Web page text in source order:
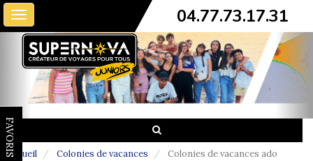
Toggle
navigation
04.77.73.17.31
FAVORIS
Accueil Colonies de vacances Colonies de vacances ado